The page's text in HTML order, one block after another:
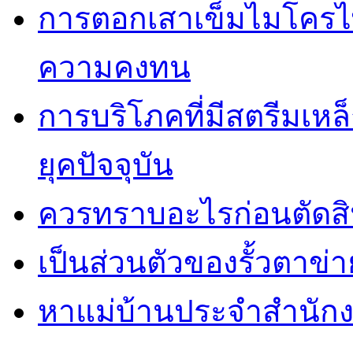
การตอกเสาเข็มไมโค
ความคงทน
การบริโภคที่มีสตรีมเห
ยุคปัจจุบัน
ควรทราบอะไรก่อนตัด
เป็นส่วนตัวของรั้วตาข่
หาแม่บ้านประจำสำนัก